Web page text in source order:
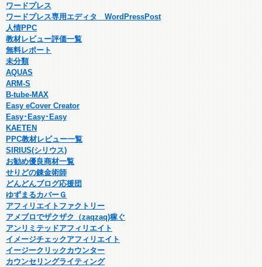
ワードプレス
ワードプレス専用エディタ WordPressPost
人情PPC
教材レビュー評価一覧
無料レポート
未分類
AQUAS
ARM-S
B-tube-MAX
Easy eCover Creator
Easy･Easy･Easy
KAETEN
PPC教材レビュー一覧
SIRIUS(シリウス)
お勧め優良商材一覧
せりどの錬金術師
どんどんブログ応援団
ゆずまるカバーＧ
アフィリエイトファクトリー
アメブロでザクザク（zaqzaq)稼ぐ
アンリミテッドアフィリエイト
イメージチェックアフィリエイト
イージークリックカウンター
カウンセリングライティング